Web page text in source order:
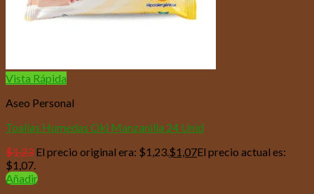
Vista Rápida
Aseo Personal
Toallas Humedas Oki Manzanilla 24 Unid
$1,23 El precio original era: $1,23.$1,07El precio actual es:
$1,07.
Añadir